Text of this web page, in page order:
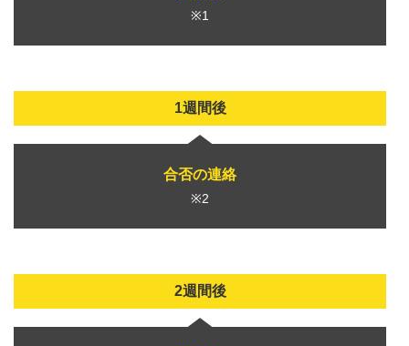
※1
1週間後
合否の連絡
※2
2週間後